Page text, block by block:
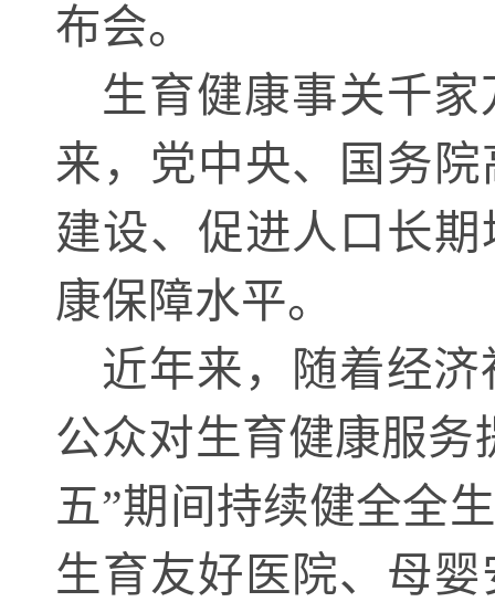
布会。
生育健康事关千
来，党中央、国务
建设、促进人口长
康保障水平。
近年来，随着经
公众对生育健康服
五”期间持续健全全
生育友好医院、母